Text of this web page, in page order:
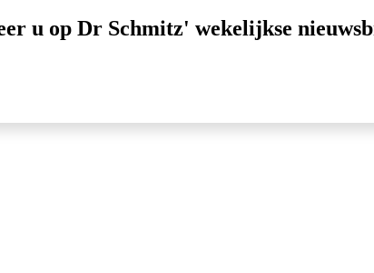
u op Dr Schmitz' wekelijkse